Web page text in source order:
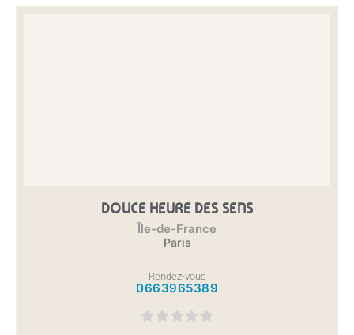
DOUCE HEURE DES SENS
Île-de-France
Paris
Rendez-vous
0663965389